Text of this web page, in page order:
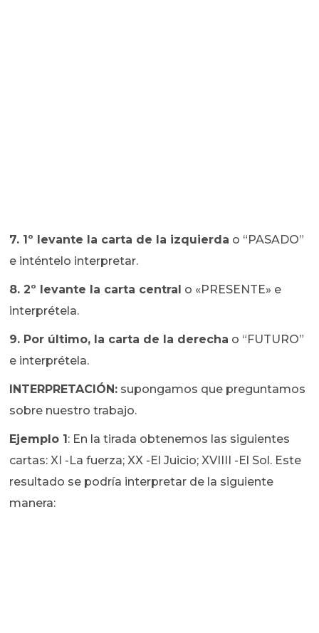
7. 1º levante la carta de la izquierda o “PASADO”
e inténtelo interpretar.
8. 2º levante la carta central o «PRESENTE» e
interprétela.
9. Por último, la carta de la derecha o “FUTURO”
e interprétela.
INTERPRETACIÓN: supongamos que preguntamos
sobre nuestro trabajo.
Ejemplo 1 : En la tirada obtenemos las siguientes
cartas: XI -La fuerza; XX -El Juicio; XVIIII -El Sol. Este
resultado se podría interpretar de la siguiente
manera: